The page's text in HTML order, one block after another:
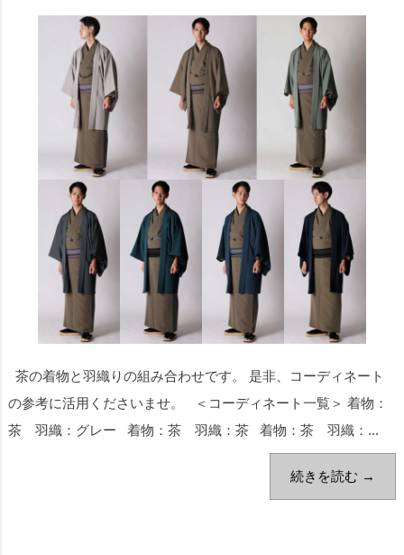
茶の着物と羽織りの組み合わせです。 是非、コーディネート
の参考に活用くださいませ。 ＜コーディネート一覧＞ 着物：
茶 羽織：グレー 着物：茶 羽織：茶 着物：茶 羽織：...
続きを読む →